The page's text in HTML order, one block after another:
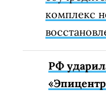
комплекс
РФ